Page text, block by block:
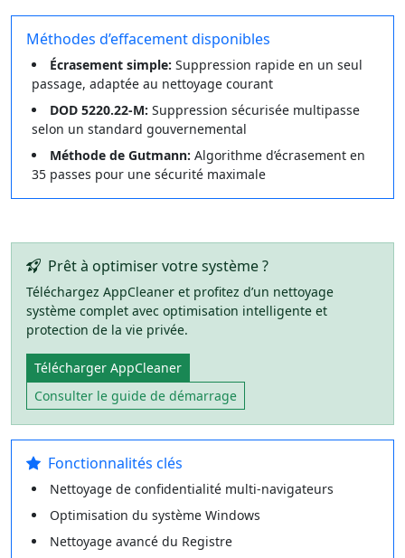
Méthodes d’effacement disponibles
Écrasement simple: Suppression rapide en un seul
passage, adaptée au nettoyage courant
DOD 5220.22-M: Suppression sécurisée multipasse
selon un standard gouvernemental
Méthode de Gutmann: Algorithme d’écrasement en
35 passes pour une sécurité maximale
Prêt à optimiser votre système ?
Téléchargez AppCleaner et profitez d’un nettoyage
système complet avec optimisation intelligente et
protection de la vie privée.
Télécharger AppCleaner
Consulter le guide de démarrage
Fonctionnalités clés
Nettoyage de confidentialité multi-navigateurs
Optimisation du système Windows
Nettoyage avancé du Registre